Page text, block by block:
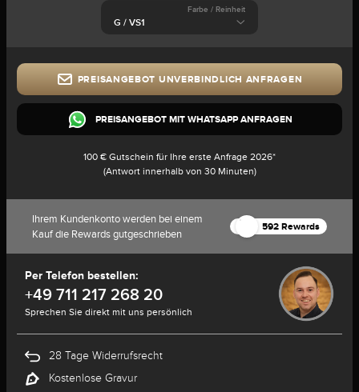
Farbe / Reinheit
PREISANGEBOT UNVERBINDLICH ANFRAGEN
PREISANGEBOT MIT WHATSAPP ANFRAGEN
100 € Gutschein für Ihre erste Anfrage 2026*
(Antwort innerhalb von 30 Minuten)
Ihrem Kundenkonto werden bei einem
Kauf die Rewards gutgeschrieben
592 Rewards
Per Telefon bestellen:
+49 711 217 268 20
Sprechen Sie direkt mit uns persönlich
28 Tage Widerrufsrecht
Kostenlose Gravur